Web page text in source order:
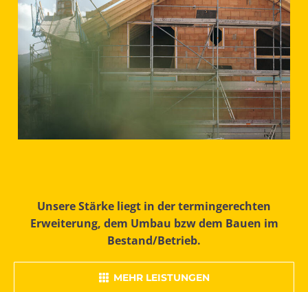
Unsere Stärke liegt in der termingerechten
Erweiterung, dem Umbau bzw dem Bauen im
Bestand/Betrieb.
 MEHR LEISTUNGEN